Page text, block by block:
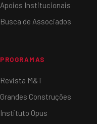
Apoios Institucionais
Busca de Associados
PROGRAMAS
Revista M&T
Grandes Construções
Instituto Opus